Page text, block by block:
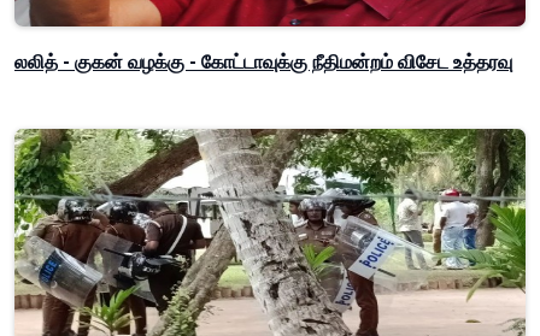
லலித் - குகன் வழக்கு - கோட்டாவுக்கு நீதிமன்றம் விசேட உத்தரவு